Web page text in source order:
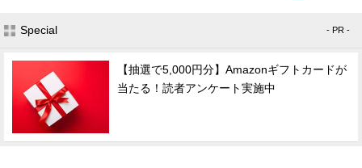
Special - PR -
【抽選で5,000円分】Amazonギフトカードが
当たる！読者アンケート実施中